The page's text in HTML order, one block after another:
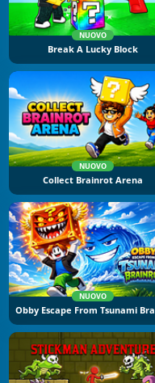
NUOVO
Break A Lucky Block
NUOVO
Collect Brainrot Arena
NUOVO